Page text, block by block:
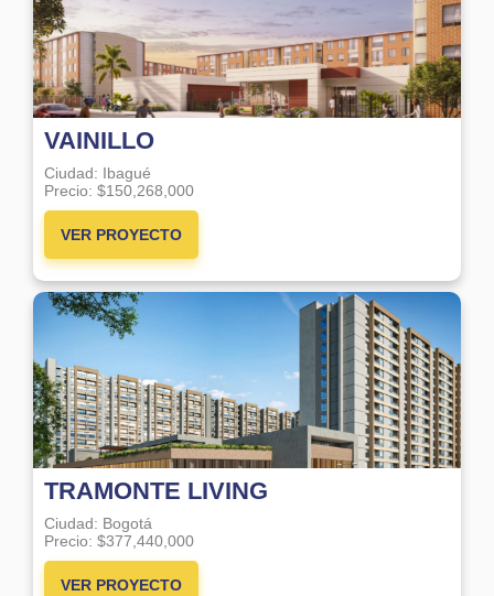
VAINILLO
Ciudad: Ibagué
Precio: $150,268,000
VER PROYECTO
TRAMONTE LIVING
Ciudad: Bogotá
Precio: $377,440,000
VER PROYECTO